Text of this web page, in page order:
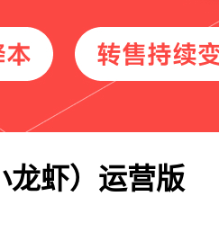
龙虾）运营版